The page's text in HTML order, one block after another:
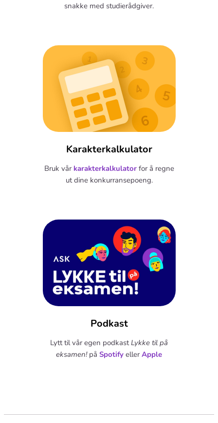
snakke med studierådgiver.
Karakterkalkulator
Bruk vår karakterkalkulatorfor å regne
ut dine konkurransepoeng.
Podkast
Lytt til vår egen podkast Lykke til på
eksamen!på Spotify eller Apple